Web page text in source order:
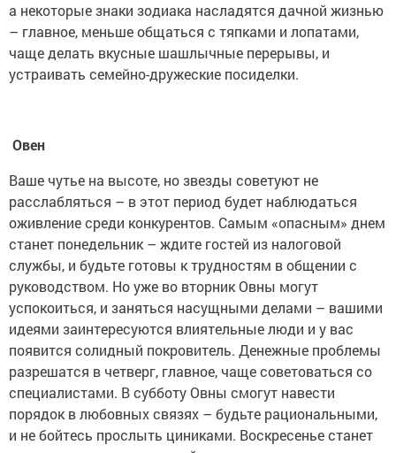
а некоторые знаки зодиака насладятся дачной жизнью
– главное, меньше общаться с тяпками и лопатами,
чаще делать вкусные шашлычные перерывы, и
устраивать семейно-дружеские посиделки.
Овен
Ваше чутье на высоте, но звезды советуют не
расслабляться – в этот период будет наблюдаться
оживление среди конкурентов. Самым «опасным» днем
станет понедельник – ждите гостей из налоговой
службы, и будьте готовы к трудностям в общении с
руководством. Но уже во вторник Овны могут
успокоиться, и заняться насущными делами – вашими
идеями заинтересуются влиятельные люди и у вас
появится солидный покровитель. Денежные проблемы
разрешатся в четверг, главное, чаще советоваться со
специалистами. В субботу Овны смогут навести
порядок в любовных связях – будьте рациональными,
и не бойтесь прослыть циниками. Воскресенье станет